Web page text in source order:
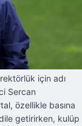
için adı
Sercan
özellikle basına
getirirken, kulüp